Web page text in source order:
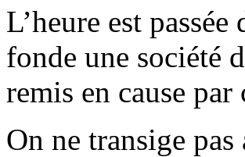
L’heure est
fonde une société
remis en cause
On ne transige pas